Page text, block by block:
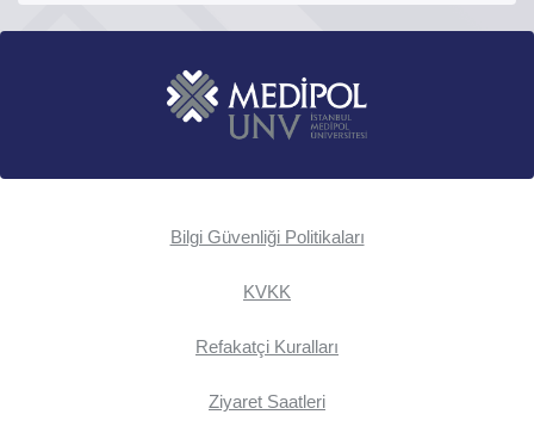
Bilgi Güvenliği Politikaları
KVKK
Refakatçi Kuralları
Ziyaret Saatleri